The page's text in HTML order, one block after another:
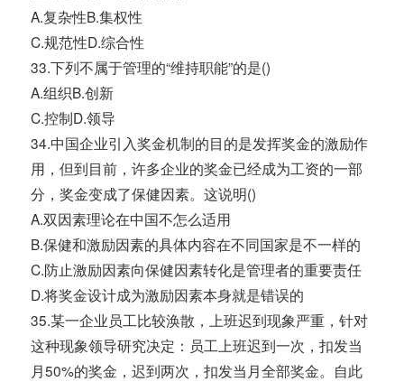
A.复杂性B.集权性
C.规范性D.综合性
33.下列不属于管理的“维持职能”的是()
A.组织B.创新
C.控制D.领导
34.中国企业引入奖金机制的目的是发挥奖金的激励作
用，但到目前，许多企业的奖金已经成为工资的一部
分，奖金变成了保健因素。这说明()
A.双因素理论在中国不怎么适用
B.保健和激励因素的具体内容在不同国家是不一样的
C.防止激励因素向保健因素转化是管理者的重要责任
D.将奖金设计成为激励因素本身就是错误的
35.某一企业员工比较涣散，上班迟到现象严重，针对
这种现象领导研究决定：员工上班迟到一次，扣发当
月50%的奖金，迟到两次，扣发当月全部奖金。自此